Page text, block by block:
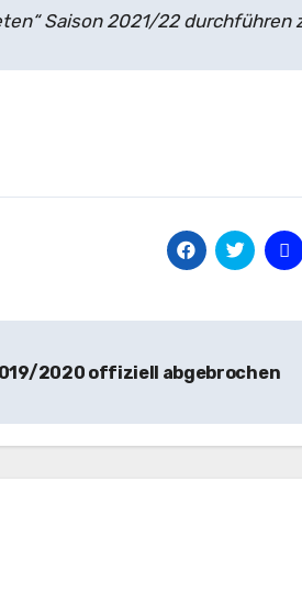
Saison 2021/22 durchführen
2020 offiziell abgebrochen